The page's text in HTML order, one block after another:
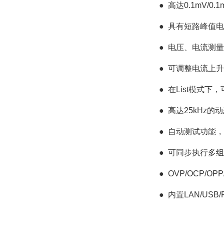
● 高达0.1mV/
● 具有短路峰值
● 电压、电流测
● 可调整电流上
● 在List模式下，
● 高达25kHz的
● 自动测试功能
● 可同步执行多
● OVP/OCP/
● 内置LAN/USB/